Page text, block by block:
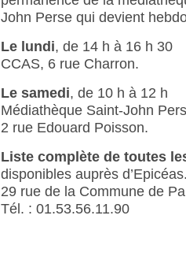
John Perse qui devient
Le lundi, de 14 h à 16 h 30
CCAS, 6 rue Charron.
Le samedi, de 10 h à 12 h
Médiathèque Saint-John
2 rue Edouard Poisson.
Liste complète de toutes
disponibles auprès
29 rue de la Commune de
Tél. : 01.53.56.11.90